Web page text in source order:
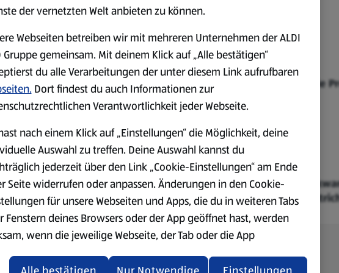
Sortiment.
Markenprodukte Bio-Produkte Fairtrade
Käse
Milchprodukte &
Eier
der vernetzten Welt anbieten zu können.
Webseiten betreiben wir mit mehreren Unternehmen der ALDI
Gruppe gemeinsam. Mit deinem Klick auf „Alle bestätigen“
du alle Verarbeitungen der unter diesem Link aufrufbaren
Dort findest du auch Informationen zur
Verantwortlichkeit jeder Webseite.
nach einem Klick auf „Einstellungen“ die Möglichkeit, deine
Auswahl zu treffen. Deine Auswahl kannst du
jederzeit über den Link „Cookie-Einstellungen“ am Ende
Seite widerrufen oder anpassen. Änderungen in den Cookie-
für unsere Webseiten und Apps, die du in weiteren Tabs
Fenstern deines Browsers oder der App geöffnet hast, werden
wenn die jeweilige Webseite, der Tab oder die App
oder geschlossen und anschließend wieder geöffnet